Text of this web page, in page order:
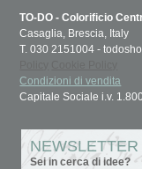
TO-DO - Colorificio
Casaglia, Brescia, Italy
T. 030 2151004 -
Condizioni di vendita
Capitale Sociale i.v.
NEWSLETTER
Sei in cerca di idee?